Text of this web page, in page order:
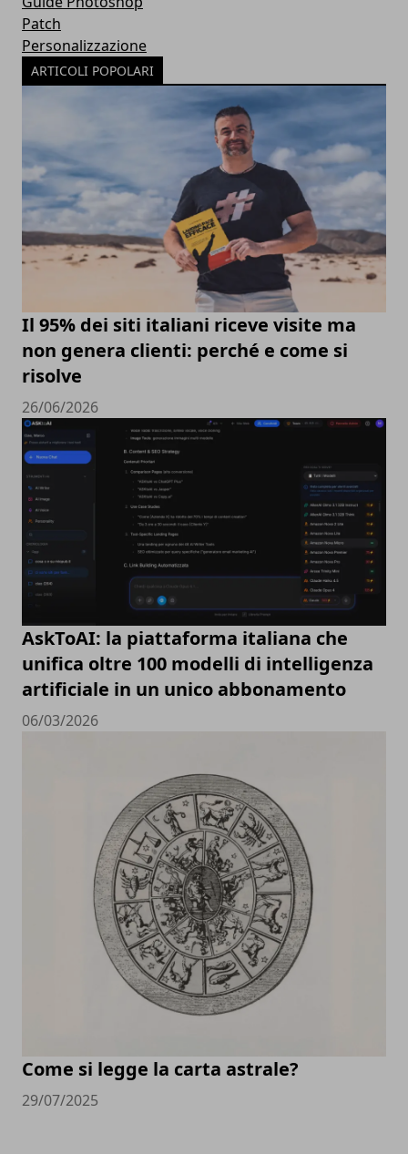
Patch
Personalizzazione
ARTICOLI POPOLARI
Il 95% dei siti italiani riceve visite ma
non genera clienti: perché e come si
risolve
26/06/2026
AskToAI: la piattaforma italiana che
unifica oltre 100 modelli di intelligenza
artificiale in un unico abbonamento
06/03/2026
Come si legge la carta astrale?
29/07/2025